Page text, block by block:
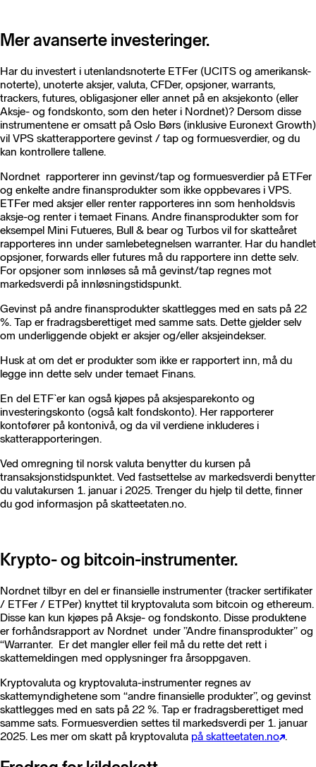
Mer avanserte investeringer.
Har du investert i utenlandsnoterte ETFer (UCITS og amerikansk-
noterte), unoterte aksjer, valuta, CFDer, opsjoner, warrants,
trackers, futures, obligasjoner eller annet på en aksjekonto (eller
Aksje- og fondskonto, som den heter i Nordnet)? Dersom disse
instrumentene er omsatt på Oslo Børs (inklusive Euronext Growth)
vil VPS skatterapportere gevinst / tap og formuesverdier, og du
kan kontrollere tallene.
Nordnet rapporterer inn gevinst/tap og formuesverdier på ETFer
og enkelte andre finansprodukter som ikke oppbevares i VPS.
ETFer med aksjer eller renter rapporteres inn som henholdsvis
aksje-og renter i temaet Finans. Andre finansprodukter som for
eksempel Mini Futueres, Bull & bear og Turbos vil for skatteåret
rapporteres inn under samlebetegnelsen warranter. Har du handlet
opsjoner, forwards eller futures må du rapportere inn dette selv.
For opsjoner som innløses så må gevinst/tap regnes mot
markedsverdi på innløsningstidspunkt.
Gevinst på andre finansprodukter skattlegges med en sats på 22
%. Tap er fradragsberettiget med samme sats. Dette gjelder selv
om underliggende objekt er aksjer og/eller aksjeindekser.
Husk at om det er produkter som ikke er rapportert inn, må du
legge inn dette selv under temaet Finans.
En del ETF`er kan også kjøpes på aksjesparekonto og
investeringskonto (også kalt fondskonto). Her rapporterer
kontofører på kontonivå, og da vil verdiene inkluderes i
skatterapporteringen.
Ved omregning til norsk valuta benytter du kursen på
transaksjonstidspunktet. Ved fastsettelse av markedsverdi benytter
du valutakursen 1. januar i 2025. Trenger du hjelp til dette, finner
du god informasjon på skatteetaten.no.
Krypto- og bitcoin-instrumenter.
Nordnet tilbyr en del er finansielle instrumenter (tracker sertifikater
/ ETFer / ETPer) knyttet til kryptovaluta som bitcoin og ethereum.
Disse kan kun kjøpes på Aksje- og fondskonto. Disse produktene
er forhåndsrapport av Nordnet under ”Andre finansprodukter” og
“Warranter. Er det mangler eller feil må du rette det rett i
skattemeldingen med opplysninger fra årsoppgaven.
Kryptovaluta og kryptovaluta-instrumenter regnes av
skattemyndighetene som “andre finansielle produkter”, og gevinst
skattlegges med en sats på 22 %. Tap er fradragsberettiget med
samme sats. Formuesverdien settes til markedsverdi per 1. januar
2025. Les mer om skatt på kryptovaluta på skatteetaten.no .